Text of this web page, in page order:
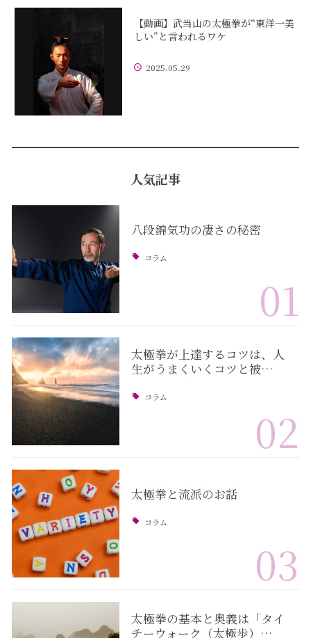
【動画】武当山の太極拳が“東洋一美
しい”と言われるワケ
2025.05.29
人気記事
八段錦気功の凄さの秘密
コラム
01
太極拳が上達するコツは、人
生がうまくいくコツと被…
コラム
02
太極拳と流派のお話
コラム
03
太極拳の基本と奥義は「タイ
チーウォーク（太極歩）…